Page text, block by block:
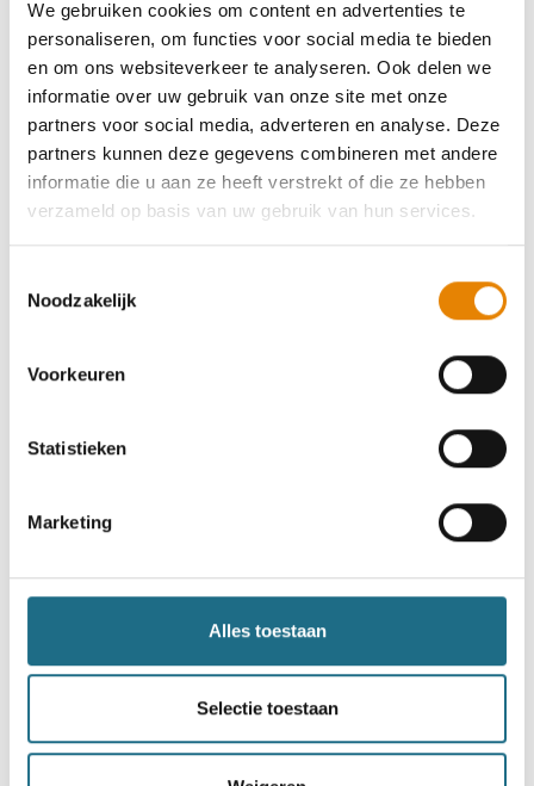
We gebruiken cookies om content en advertenties te
personaliseren, om functies voor social media te bieden
en om ons websiteverkeer te analyseren. Ook delen we
informatie over uw gebruik van onze site met onze
partners voor social media, adverteren en analyse. Deze
partners kunnen deze gegevens combineren met andere
informatie die u aan ze heeft verstrekt of die ze hebben
verzameld op basis van uw gebruik van hun services.
Noodzakelijk
Voorkeuren
Statistieken
Marketing
Alles toestaan
Selectie toestaan
Middelkerke Wandelt
5 km 7 km 11 km 15 km 19 km
23 km
26 km
Zaterdag 8 augustus 2026
Middelkerke, West-Vlaanderen
Gewijzigd
Mannekensvere (Middelkerke), West-Vlaanderen
Halloweentocht - Trail